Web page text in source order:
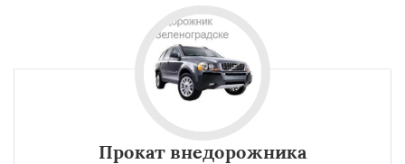
Прокат внедорожника